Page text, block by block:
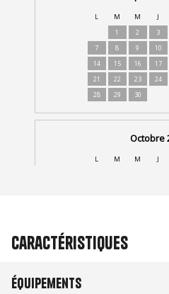
Caractéristiques
Équipements